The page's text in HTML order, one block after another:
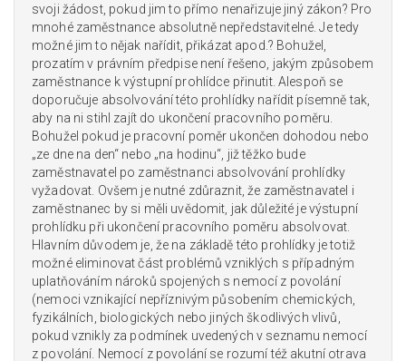
svoji žádost, pokud jim to přímo nenařizuje jiný zákon? Pro
mnohé zaměstnance absolutně nepředstavitelné. Je tedy
možné jim to nějak nařídit, přikázat apod.? Bohužel,
prozatím v právním předpise není řešeno, jakým způsobem
zaměstnance k výstupní prohlídce přinutit. Alespoň se
doporučuje absolvování této prohlídky nařídit písemně tak,
aby na ni stihl zajít do ukončení pracovního poměru.
Bohužel pokud je pracovní poměr ukončen dohodou nebo
„ze dne na den“ nebo „na hodinu“, již těžko bude
zaměstnavatel po zaměstnanci absolvování prohlídky
vyžadovat. Ovšem je nutné zdůraznit, že zaměstnavatel i
zaměstnanec by si měli uvědomit, jak důležité je výstupní
prohlídku při ukončení pracovního poměru absolvovat.
Hlavním důvodem je, že na základě této prohlídky je totiž
možné eliminovat část problémů vzniklých s případným
uplatňováním nároků spojených s nemocí z povolání
(nemoci vznikající nepříznivým působením chemických,
fyzikálních, biologických nebo jiných škodlivých vlivů,
pokud vznikly za podmínek uvedených v seznamu nemocí
z povolání. Nemocí z povolání se rozumí též akutní otrava